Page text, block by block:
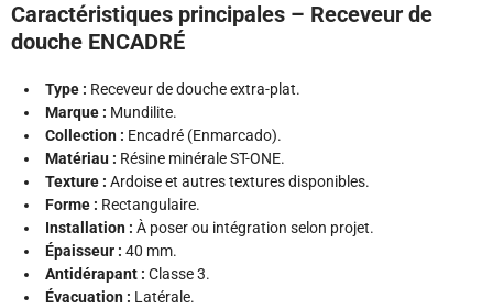
Caractéristiques principales – Receveur de
douche ENCADRÉ
Type : Receveur de douche extra-plat.
Marque : Mundilite.
Collection : Encadré (Enmarcado).
Matériau : Résine minérale ST-ONE.
Texture : Ardoise et autres textures disponibles.
Forme : Rectangulaire.
Installation : À poser ou intégration selon projet.
Épaisseur : 40 mm.
Antidérapant : Classe 3.
Évacuation : Latérale.